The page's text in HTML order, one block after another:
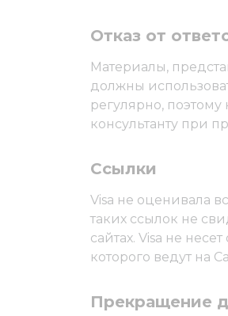
Отказ от
Материалы,
должны
регулярно,
консультанту при
Ссылки
Visa не оценивала
таких ссылок не
сайтах. Visa не
которого ведут на
Прекращение